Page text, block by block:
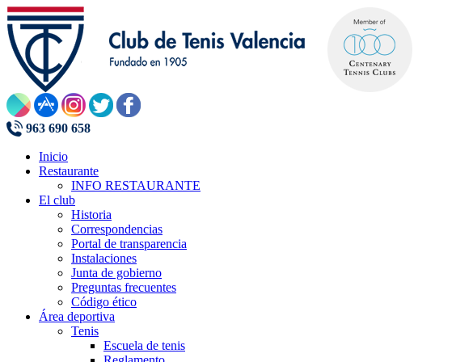
963 690 658
Inicio
Restaurante
INFO RESTAURANTE
El club
Historia
Correspondencias
Portal de transparencia
Instalaciones
Junta de gobierno
Preguntas frecuentes
Código ético
Área deportiva
Tenis
Escuela de tenis